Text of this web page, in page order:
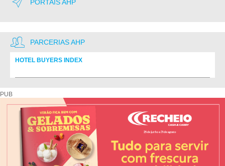
PORTAIS AHP
PARCERIAS AHP
HOTEL BUYERS INDEX
PUB